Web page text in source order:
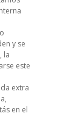
y se
la
este
extra
en el